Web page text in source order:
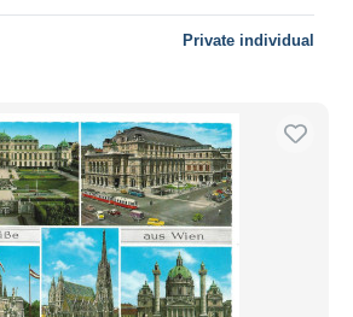
Private individual